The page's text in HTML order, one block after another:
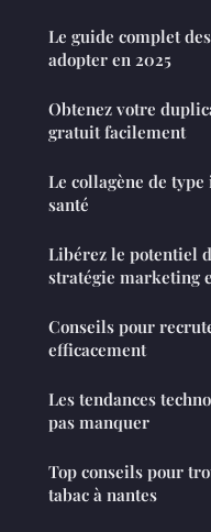
Le guide complet
adopter en 2025
Obtenez votre
gratuit facilement
Le collagène de
santé
Libérez le potentiel
stratégie marketing
Conseils pour
efficacement
Les tendances
pas manquer
Top conseils pour
tabac à nantes